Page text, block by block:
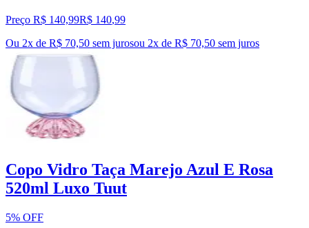
Preço R$ 140,99R$ 140,99
Ou 2x de R$ 70,50 sem jurosou 2x de R$ 70,50 sem juros
Copo Vidro Taça Marejo Azul E Rosa
520ml Luxo Tuut
5% OFF